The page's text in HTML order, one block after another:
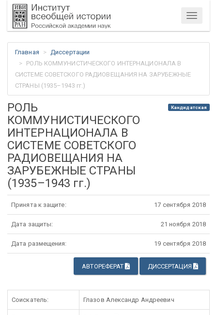
Меню
Главная
Диссертации
РОЛЬ КОММУНИСТИЧЕСКОГО ИНТЕРНАЦИОНАЛА В
СИСТЕМЕ СОВЕТСКОГО РАДИОВЕЩАНИЯ НА ЗАРУБЕЖНЫЕ
СТРАНЫ (1935–1943 гг.)
РОЛЬ
КОММУНИСТИЧЕСКОГО
ИНТЕРНАЦИОНАЛА В
СИСТЕМЕ СОВЕТСКОГО
РАДИОВЕЩАНИЯ НА
ЗАРУБЕЖНЫЕ СТРАНЫ
(1935–1943 гг.)
Кандидатская
Принята к защите: 17 сентября 2018
Дата защиты: 21 ноября 2018
Дата размещения: 19 сентября 2018
АВТОРЕФЕРАТ ДИССЕРТАЦИЯ
Соискатель: Глазов Александр Андреевич